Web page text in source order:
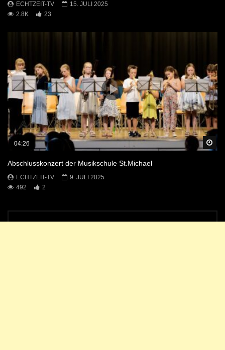
ECHTZEIT-TV
15. JULI 2025
2.8K
23
04:26
Abschlusskonzert der Musikschule St.Michael
ECHTZEIT-TV
9. JULI 2025
492
2